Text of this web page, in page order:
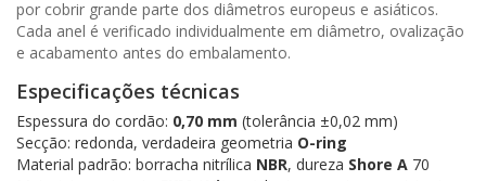
por cobrir grande parte dos diâmetros europeus e asiáticos.
Cada anel é verificado individualmente em diâmetro, ovalização
e acabamento antes do embalamento.
Especificações técnicas
Espessura do cordão: 0,70 mm (tolerância ±0,02 mm)
Secção: redonda, verdadeira geometria O-ring
Material padrão: borracha nitrílica NBR, dureza Shore A 70